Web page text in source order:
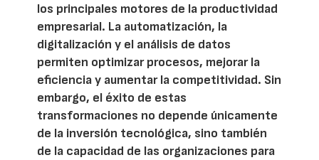
los principales motores de la productividad
empresarial. La automatización, la
digitalización y el análisis de datos
permiten optimizar procesos, mejorar la
eficiencia y aumentar la competitividad. Sin
embargo, el éxito de estas
transformaciones no depende únicamente
de la inversión tecnológica, sino también
de la capacidad de las organizaciones para